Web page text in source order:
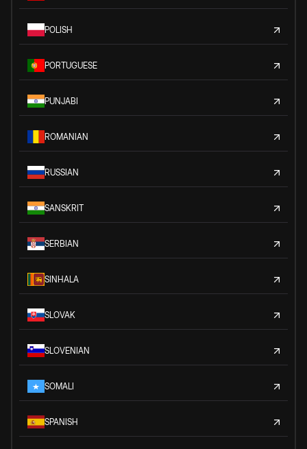
POLISH
PORTUGUESE
PUNJABI
ROMANIAN
RUSSIAN
SANSKRIT
SERBIAN
SINHALA
SLOVAK
SLOVENIAN
SOMALI
SPANISH